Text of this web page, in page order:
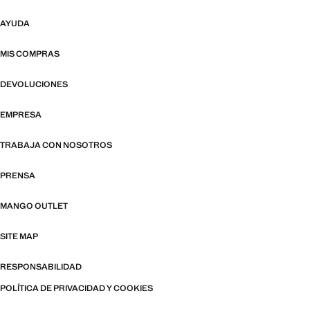
AYUDA
MIS COMPRAS
DEVOLUCIONES
EMPRESA
TRABAJA CON NOSOTROS
PRENSA
MANGO OUTLET
SITE MAP
RESPONSABILIDAD
POLÍTICA DE PRIVACIDAD Y COOKIES